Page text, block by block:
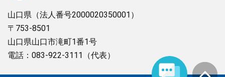
山口県 （法人番号2000020350001）
〒753-8501
山口県山口市滝町1番1号
電話：083-922-3111（代表）